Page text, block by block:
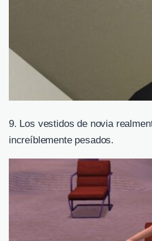
9. Los vestidos de novia
increíblemente pesados.